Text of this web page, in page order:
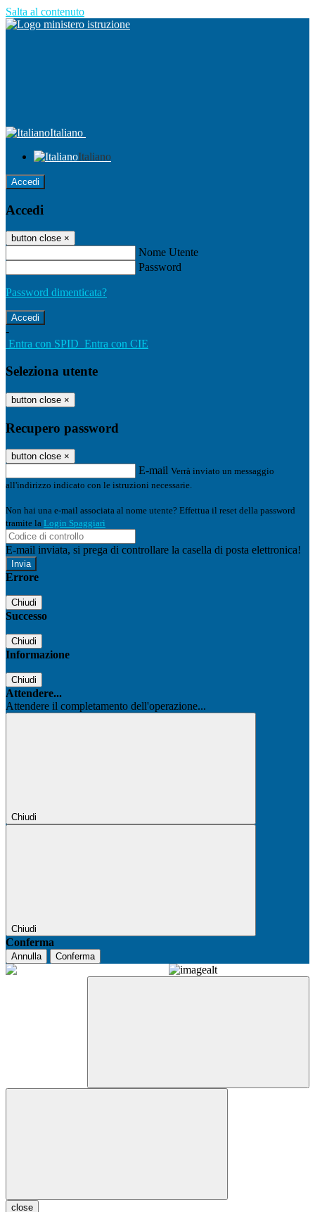
Salta al contenuto
Italiano
Italiano
Accedi
Accedi
button close ×
Nome Utente
Password
Password dimenticata?
-
Entra con SPID Entra con CIE
Seleziona utente
button close ×
Recupero password
button close ×
E-mail Verrà inviato un messaggio
all'indirizzo indicato con le istruzioni necessarie.
Non hai una e-mail associata al nome utente? Effettua il reset della password
tramite la Login Spaggiari
E-mail inviata, si prega di controllare la casella di posta elettronica!
Errore
Chiudi
Successo
Chiudi
Informazione
Chiudi
Attendere...
Attendere il completamento dell'operazione...
Chiudi
Chiudi
Conferma
Annulla Conferma
close